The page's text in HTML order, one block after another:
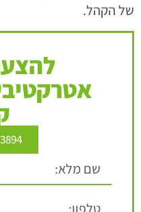
של הקהל.